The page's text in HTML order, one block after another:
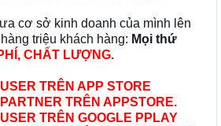
cơ sở kinh doanh của mình lên
triệu khách hàng: Mọi thứ
CHẤT LƯỢNG.
TRÊN APP STORE
TRÊN APPSTORE.
TRÊN GOOGLE PPLAY